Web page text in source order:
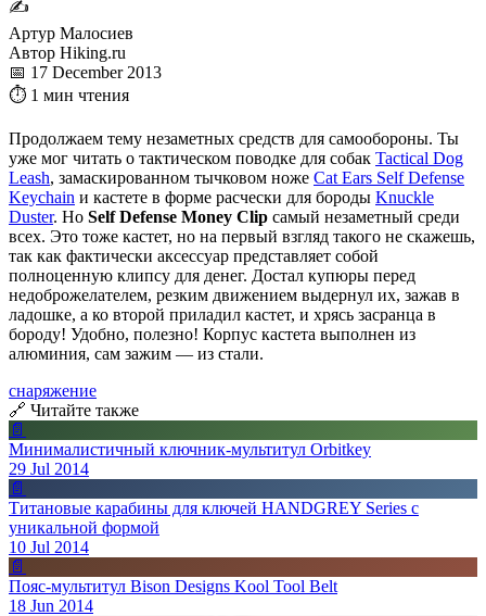
✍
Артур Малосиев
Автор Hiking.ru
📅 17 December 2013
⏱ 1 мин чтения
Продолжаем тему незаметных средств для самообороны. Ты
уже мог читать о тактическом поводке для собак Tactical Dog
Leash, замаскированном тычковом ноже Cat Ears Self Defense
Keychain и кастете в форме расчески для бороды Knuckle
Duster. Но Self Defense Money Clip самый незаметный среди
всех. Это тоже кастет, но на первый взгляд такого не скажешь,
так как фактически аксессуар представляет собой
полноценную клипсу для денег. Достал купюры перед
недоброжелателем, резким движением выдернул их, зажав в
ладошке, а ко второй приладил кастет, и хрясь засранца в
бороду! Удобно, полезно! Корпус кастета выполнен из
алюминия, сам зажим — из стали.
снаряжение
🔗 Читайте также
📄
Минималистичный ключник-мультитул Orbitkey
29 Jul 2014
📄
Титановые карабины для ключей HANDGREY Series с
уникальной формой
10 Jul 2014
📄
Пояс-мультитул Bison Designs Kool Tool Belt
18 Jun 2014